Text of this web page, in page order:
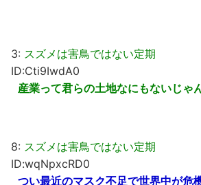
3: スズメは害鳥ではない定期
ID:Cti9IwdA0
産業って君らの土地なにもないじゃ
8: スズメは害鳥ではない定期
ID:wqNpxcRD0
つい最近のマスク不足で世界中が危